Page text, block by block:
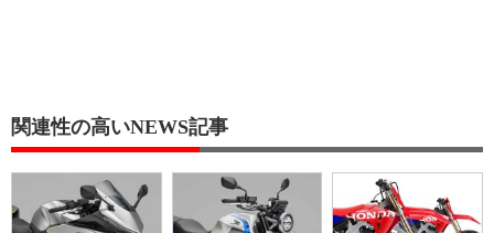
関連性の高いNEWS記事